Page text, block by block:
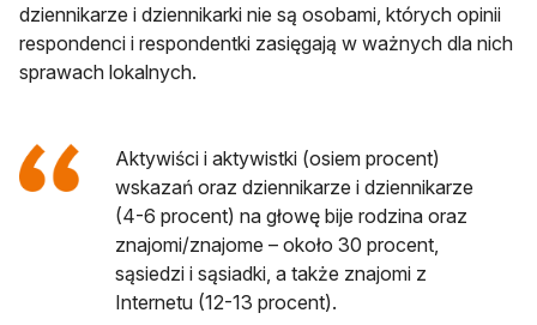
dziennikarze i dziennikarki nie są osobami, których opinii
respondenci i respondentki zasięgają w ważnych dla nich
sprawach lokalnych.
Aktywiści i aktywistki (osiem procent)
wskazań oraz dziennikarze i dziennikarze
(4-6 procent) na głowę bije rodzina oraz
znajomi/znajome – około 30 procent,
sąsiedzi i sąsiadki, a także znajomi z
Internetu (12-13 procent).